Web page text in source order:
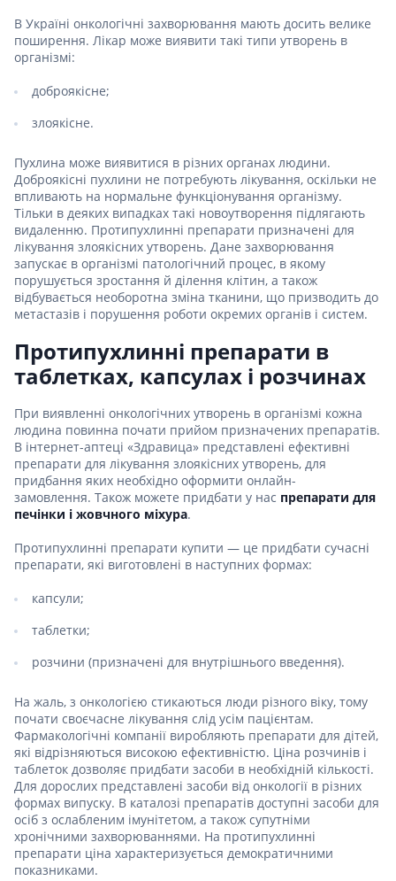
В Україні онкологічні захворювання мають досить велике
поширення. Лікар може виявити такі типи утворень в
організмі:
доброякісне;
злоякісне.
Пухлина може виявитися в різних органах людини.
Доброякісні пухлини не потребують лікування, оскільки не
впливають на нормальне функціонування організму.
Тільки в деяких випадках такі новоутворення підлягають
видаленню. Протипухлинні препарати призначені для
лікування злоякісних утворень. Дане захворювання
запускає в організмі патологічний процес, в якому
порушується зростання й ділення клітин, а також
відбувається необоротна зміна тканини, що призводить до
метастазів і порушення роботи окремих органів і систем.
Протипухлинні препарати в
таблетках, капсулах і розчинах
При виявленні онкологічних утворень в організмі кожна
людина повинна почати прийом призначених препаратів.
В інтернет-аптеці «Здравица» представлені ефективні
препарати для лікування злоякісних утворень, для
придбання яких необхідно оформити онлайн-
замовлення. Також можете придбати у нас препарати для
печінки і жовчного міхура.
Протипухлинні препарати купити — це придбати сучасні
препарати, які виготовлені в наступних формах:
капсули;
таблетки;
розчини (призначені для внутрішнього введення).
На жаль, з онкологією стикаються люди різного віку, тому
почати своєчасне лікування слід усім пацієнтам.
Фармакологічні компанії виробляють препарати для дітей,
які відрізняються високою ефективністю. Ціна розчинів і
таблеток дозволяє придбати засоби в необхідній кількості.
Для дорослих представлені засоби від онкології в різних
формах випуску. В каталозі препаратів доступні засоби для
осіб з ослабленим імунітетом, а також супутніми
хронічними захворюваннями. На протипухлинні
препарати ціна характеризується демократичними
показниками.